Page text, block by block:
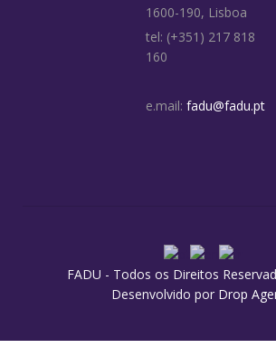
1600-190, Lisboa
tel: (+351) 217 818
160
e.mail: fadu@fadu.pt
FADU - Todos os Direitos
Desenvolvido por Drop